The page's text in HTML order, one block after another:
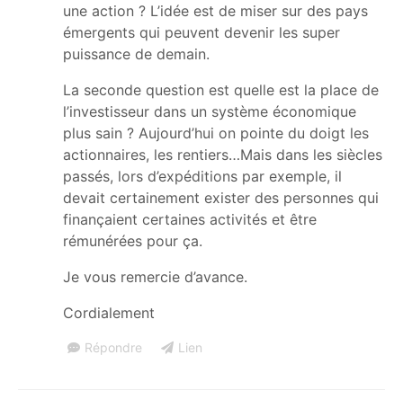
une action ? L’idée est de miser sur des pays
émergents qui peuvent devenir les super
puissance de demain.
La seconde question est quelle est la place de
l’investisseur dans un système économique
plus sain ? Aujourd’hui on pointe du doigt les
actionnaires, les rentiers…Mais dans les siècles
passés, lors d’expéditions par exemple, il
devait certainement exister des personnes qui
finançaient certaines activités et être
rémunérées pour ça.
Je vous remercie d’avance.
Cordialement
Répondre Lien